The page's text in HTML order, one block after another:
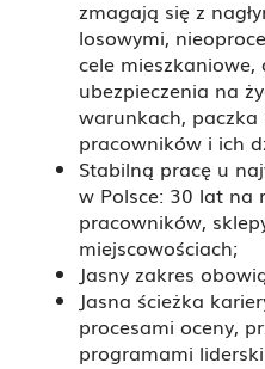
zmagają się z
losowymi,
cele mieszkaniowe,
ubezpieczenia na
warunkach,
pracowników i ich
Stabilną pracę u
w Polsce: 30 lat na
pracowników,
miejscowościach;
Jasny zakres
Jasna ścieżka
procesami oceny,
programami